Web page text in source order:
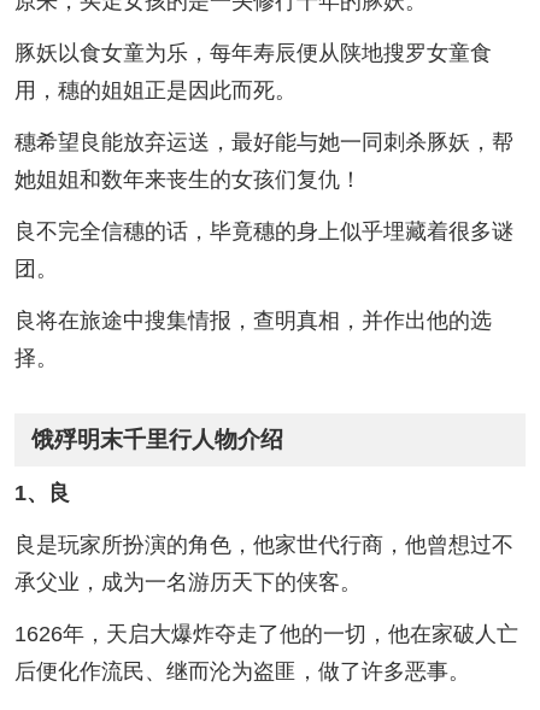
豚妖以食女童为乐，每年寿辰便从陕地搜罗女童食
用，穗的姐姐正是因此而死。
穗希望良能放弃运送，最好能与她一同刺杀豚妖，帮
她姐姐和数年来丧生的女孩们复仇！
良不完全信穗的话，毕竟穗的身上似乎埋藏着很多谜
团。
良将在旅途中搜集情报，查明真相，并作出他的选
择。
饿殍明末千里行人物介绍
1、良
良是玩家所扮演的角色，他家世代行商，他曾想过不
承父业，成为一名游历天下的侠客。
1626年，天启大爆炸夺走了他的一切，他在家破人亡
后便化作流民、继而沦为盗匪，做了许多恶事。